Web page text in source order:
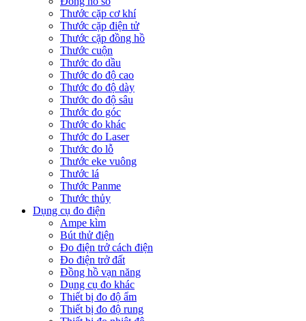
Thước cặp cơ khí
Thước cặp điện tử
Thước cặp đồng hồ
Thước cuộn
Thước đo dầu
Thước đo độ cao
Thước đo độ dày
Thước đo độ sâu
Thước đo góc
Thước đo khác
Thước đo Laser
Thước đo lỗ
Thước eke vuông
Thước lá
Thước Panme
Thước thủy
Dụng cụ đo điện
Ampe kìm
Bút thử điện
Đo điện trở cách điện
Đo điện trở đất
Đồng hồ vạn năng
Dụng cụ đo khác
Thiết bị đo độ ẩm
Thiết bị đo độ rung